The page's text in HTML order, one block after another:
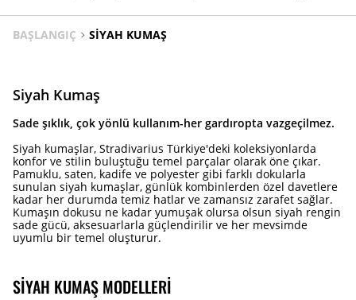
BAŞLANGIÇ SIYAH KUMAŞ
Siyah Kumaş
Sade şıklık, çok yönlü kullanım-her gardıropta vazgeçilmez.
Siyah kumaşlar, Stradivarius Türkiye'deki koleksiyonlarda
konfor ve stilin buluştuğu temel parçalar olarak öne çıkar.
Pamuklu, saten, kadife ve polyester gibi farklı dokularla
sunulan siyah kumaşlar, günlük kombinlerden özel davetlere
kadar her durumda temiz hatlar ve zamansız zarafet sağlar.
Kumaşın dokusu ne kadar yumuşak olursa olsun siyah rengin
sade gücü, aksesuarlarla güçlendirilir ve her mevsimde
uyumlu bir temel oluşturur.
SIYAH KUMAŞ MODELLERI